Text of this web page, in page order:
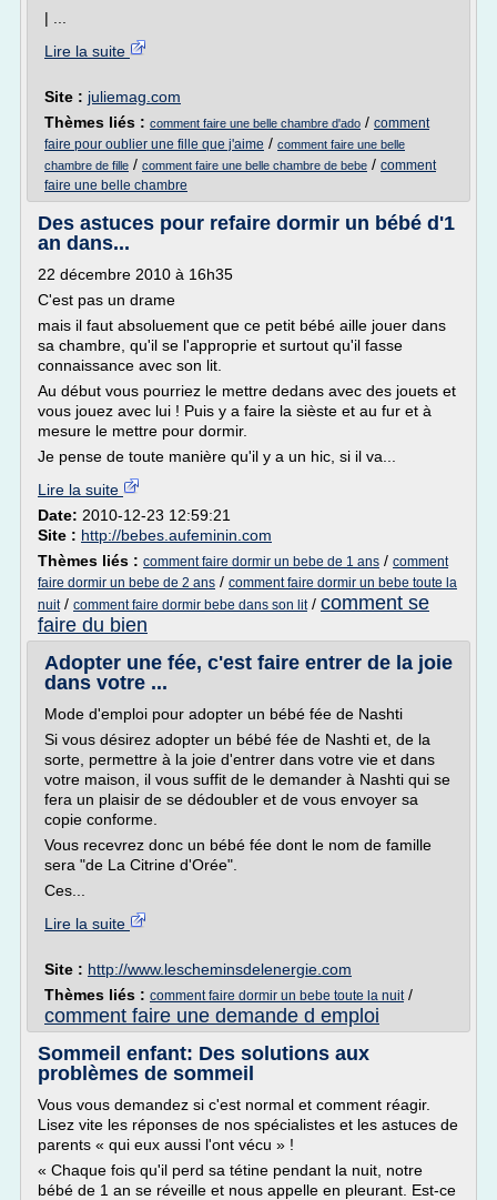
| ...
Lire la suite
Site : juliemag.com
Thèmes liés : comment faire une belle chambre d'ado / comment
faire pour oublier une fille que j'aime / comment faire une belle
chambre de fille / comment faire une belle chambre de bebe / comment
faire une belle chambre
Des astuces pour refaire dormir un bébé d'1
an dans...
22 décembre 2010 à 16h35
C'est pas un drame
mais il faut absoluement que ce petit bébé aille jouer dans
sa chambre, qu'il se l'approprie et surtout qu'il fasse
connaissance avec son lit.
Au début vous pourriez le mettre dedans avec des jouets et
vous jouez avec lui ! Puis y a faire la sièste et au fur et à
mesure le mettre pour dormir.
Je pense de toute manière qu'il y a un hic, si il va...
Lire la suite
Date: 2010-12-23 12:59:21
Site : http://bebes.aufeminin.com
Thèmes liés : comment faire dormir un bebe de 1 ans / comment
faire dormir un bebe de 2 ans / comment faire dormir un bebe toute la
nuit/ comment faire dormir bebe dans son lit/ comment se
faire du bien
Adopter une fée, c'est faire entrer de la joie
dans votre ...
Mode d'emploi pour adopter un bébé fée de Nashti
Si vous désirez adopter un bébé fée de Nashti et, de la
sorte, permettre à la joie d'entrer dans votre vie et dans
votre maison, il vous suffit de le demander à Nashti qui se
fera un plaisir de se dédoubler et de vous envoyer sa
copie conforme.
Vous recevrez donc un bébé fée dont le nom de famille
sera "de La Citrine d'Orée".
Ces...
Lire la suite
Site : http://www.lescheminsdelenergie.com
Thèmes liés : comment faire dormir un bebe toute la nuit/
comment faire une demande d emploi
Sommeil enfant: Des solutions aux
problèmes de sommeil
Vous vous demandez si c'est normal et comment réagir.
Lisez vite les réponses de nos spécialistes et les astuces de
parents « qui eux aussi l'ont vécu » !
« Chaque fois qu'il perd sa tétine pendant la nuit, notre
bébé de 1 an se réveille et nous appelle en pleurant. Est-ce